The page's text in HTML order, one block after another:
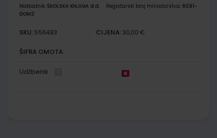
Nakladnik: ŠKOLSKA KNJIGA d.d. Registarski broj ministarstva: 6091-
DOM2
SKU: 556483 CIJENA: 30,00 €
ŠIFRA OMOTA:
Udžbenik